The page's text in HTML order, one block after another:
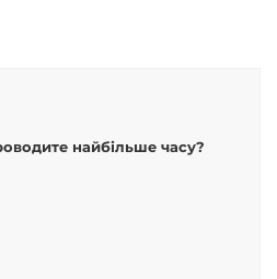
найбільше часу?